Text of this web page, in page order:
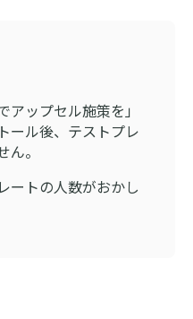
アップセル施策を」
ール後、テストプレ
ん。
ートの人数がおかし